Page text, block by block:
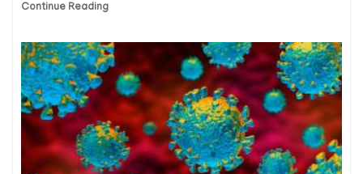
Continue Reading